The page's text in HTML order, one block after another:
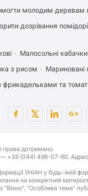
молодим деревам
дозрівання
Малосольні
з рисом Мариновані
фрикадельками та
права дотримано.
+38 (044) 498-07-60.
УНІАН у будь-якій
на конкретний
"Вікно", "Особлива тема"